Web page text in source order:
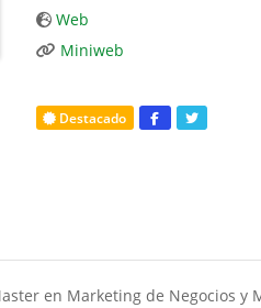
Web
Miniweb
Destacado
en Marketing de Negocios y